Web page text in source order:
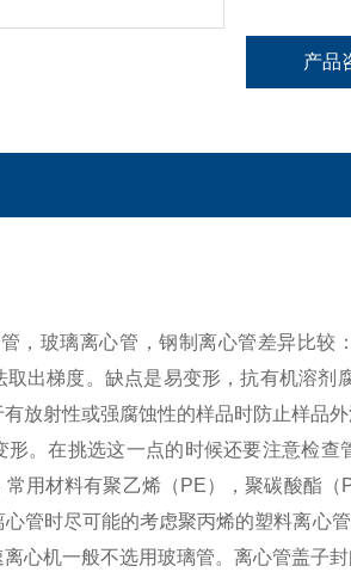
产品
，玻璃离心管，钢制离心管差异比较
出梯度。缺点是易变形，抗有机溶剂
放射性或强腐蚀性的样品时防止样品
形。在挑选这一点的时候还要注意检
用材料有聚乙烯（PE），聚碳酸酯
管时尽可能的考虑聚丙烯的塑料离心
心机一般不选用玻璃管。离心管盖子